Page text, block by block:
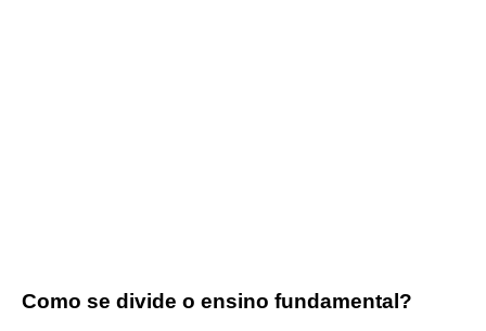
Como se divide o ensino fundamental?